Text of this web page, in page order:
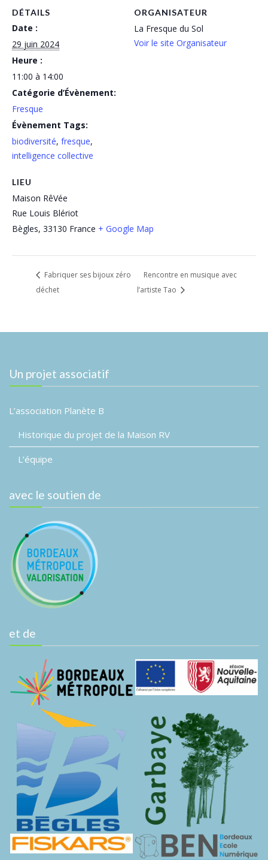
DÉTAILS
Date :
29 juin 2024
Heure :
11:00 à 14:00
Catégorie d’Évènement:
Fresque
Évènement Tags:
biodiversité, fresque,
intelligence collective
LIEU
Maison RêVée
Rue Louis Blériot
Bègles, 33130 France + Google Map
ORGANISATEUR
La Fresque du Sol
Voir le site Organisateur
Fabriquer ses bijoux zéro
déchet
Rencontre en musique avec
l’artiste Tao
Un projet associatif
L’association Planète B
Historique du projet de la Maison RV
L’équipe
avec le soutien de
et de